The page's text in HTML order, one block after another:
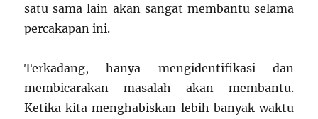
satu sama lain akan sangat membantu selama
percakapan ini.
Terkadang, hanya mengidentifikasi dan
membicarakan masalah akan membantu.
Ketika kita menghabiskan lebih banyak waktu